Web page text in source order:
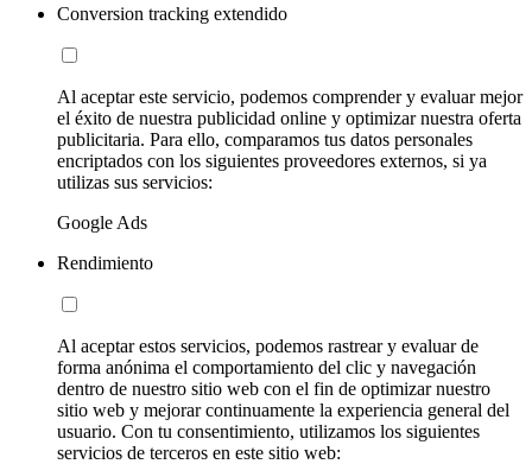
Conversion tracking extendido
Al aceptar este servicio, podemos comprender y evaluar mejor
el éxito de nuestra publicidad online y optimizar nuestra oferta
publicitaria. Para ello, comparamos tus datos personales
encriptados con los siguientes proveedores externos, si ya
utilizas sus servicios:
Google Ads
Rendimiento
Al aceptar estos servicios, podemos rastrear y evaluar de
forma anónima el comportamiento del clic y navegación
dentro de nuestro sitio web con el fin de optimizar nuestro
sitio web y mejorar continuamente la experiencia general del
usuario. Con tu consentimiento, utilizamos los siguientes
servicios de terceros en este sitio web: